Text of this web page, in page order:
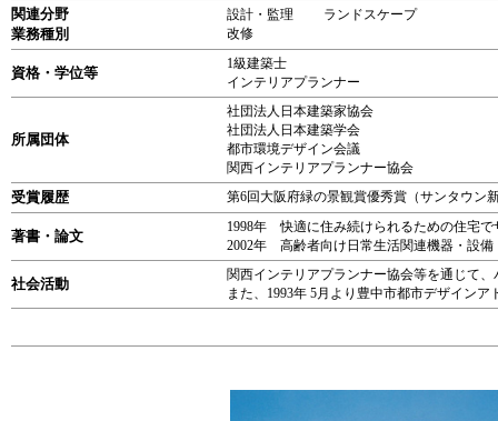
関連分野
業務種別
設計・監理 ランドスケープ
改修
資格・学位等
1級建築士
インテリアプランナー
所属団体
社団法人日本建築家協会
社団法人日本建築学会
都市環境デザイン会議
関西インテリアプランナー協会
受賞履歴 第6回大阪府緑の景観賞優秀賞（サンタウン
著書・論文
1998年 快適に住み続けられるための住宅で
2002年 高齢者向け日常生活関連機器・設
社会活動
関西インテリアプランナー協会等を通じて
また、1993年 5月より豊中市都市デザイン